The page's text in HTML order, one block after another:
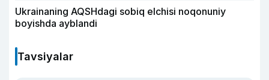
Ukrainaning AQSHdagi sobiq elchisi noqonuniy
boyishda ayblandi
Tavsiyalar